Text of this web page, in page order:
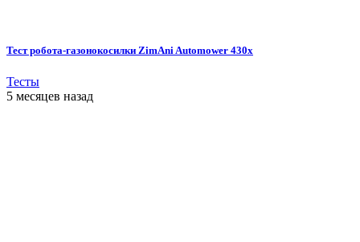
Тест робота-газонокосилки ZimAni Automower 430х
Тесты
5 месяцев назад